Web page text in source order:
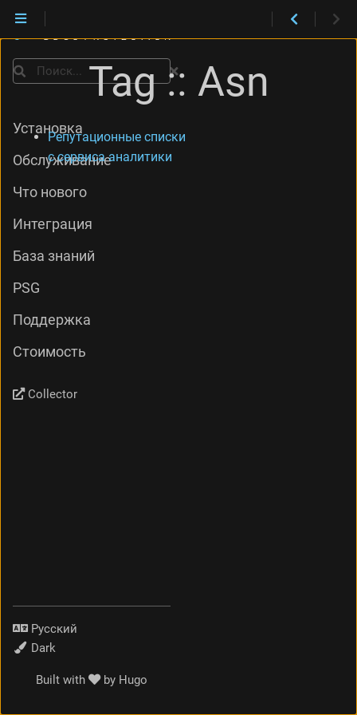
Tag :: Asn
Репутационные списки
с сервиса аналитики
Поиск
Установка
Обслуживание
Что нового
Интеграция
База знаний
PSG
Поддержка
Стоимость
Collector
Язык
Тема
Built with by Hugo